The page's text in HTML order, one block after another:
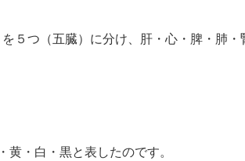
５つ（五臓）に分け、肝・心・脾・肺・
・白・黒と表したのです。